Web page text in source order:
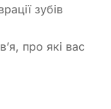
зубів
про які вас